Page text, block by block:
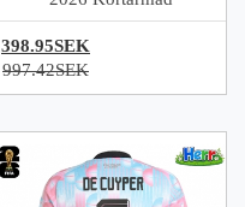
398.95SEK
997.42SEK